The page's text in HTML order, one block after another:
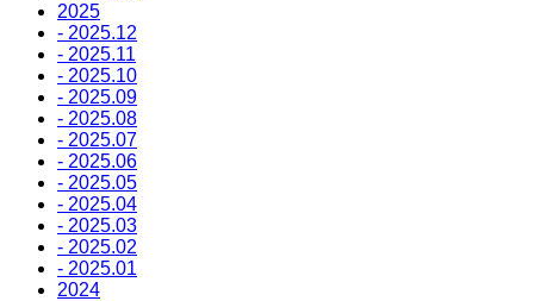
2025
- 2025.12
- 2025.11
- 2025.10
- 2025.09
- 2025.08
- 2025.07
- 2025.06
- 2025.05
- 2025.04
- 2025.03
- 2025.02
- 2025.01
2024